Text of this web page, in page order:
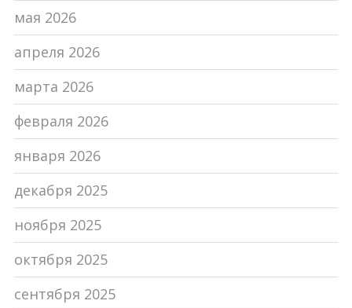
мая 2026
апреля 2026
марта 2026
февраля 2026
января 2026
декабря 2025
ноября 2025
октября 2025
сентября 2025